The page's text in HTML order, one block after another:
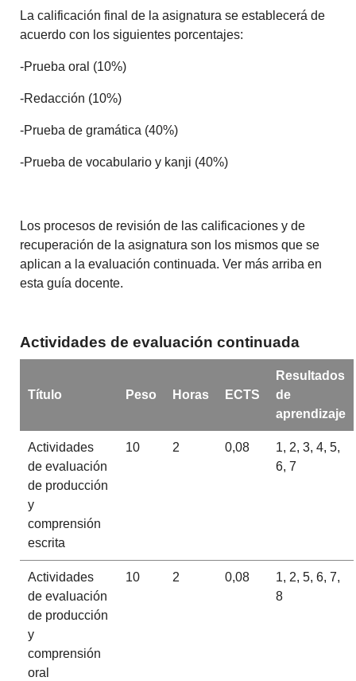
La calificación final de la asignatura se establecerá de
acuerdo con los siguientes porcentajes:
-Prueba oral (10%)
-Redacción (10%)
-Prueba de gramática (40%)
-Prueba de vocabulario y kanji (40%)
Los procesos de revisión de las calificaciones y de
recuperación de la asignatura son los mismos que se
aplican a la evaluación continuada. Ver más arriba en
esta guía docente.
Actividades de evaluación continuada
Título Peso Horas ECTS
Resultados
de
aprendizaje
Actividades
de evaluación
de producción
y
comprensión
escrita
10 2 0,08
1, 2, 3, 4, 5,
6, 7
Actividades
de evaluación
de producción
y
comprensión
oral
10 2 0,08
1, 2, 5, 6, 7,
8